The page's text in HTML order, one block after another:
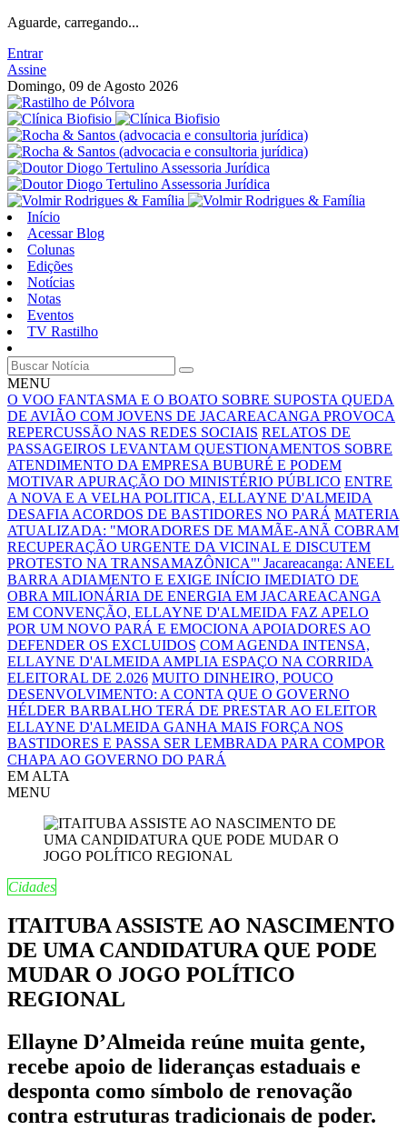
Aguarde, carregando...
Entrar
Assine
Domingo, 09 de Agosto 2026
Início
Acessar Blog
Colunas
Edições
Notícias
Notas
Eventos
TV Rastilho
MENU
O VOO FANTASMA E O BOATO SOBRE SUPOSTA QUEDA
DE AVIÃO COM JOVENS DE JACAREACANGA PROVOCA
REPERCUSSÃO NAS REDES SOCIAIS RELATOS DE
PASSAGEIROS LEVANTAM QUESTIONAMENTOS SOBRE
ATENDIMENTO DA EMPRESA BUBURÉ E PODEM
MOTIVAR APURAÇÃO DO MINISTÉRIO PÚBLICO ENTRE
A NOVA E A VELHA POLITICA, ELLAYNE D'ALMEIDA
DESAFIA ACORDOS DE BASTIDORES NO PARÁ MATERIA
ATUALIZADA: "MORADORES DE MAMÃE-ANÃ COBRAM
RECUPERAÇÃO URGENTE DA VICINAL E DISCUTEM
PROTESTO NA TRANSAMAZÔNICA"' Jacareacanga: ANEEL
BARRA ADIAMENTO E EXIGE INÍCIO IMEDIATO DE
OBRA MILIONÁRIA DE ENERGIA EM JACAREACANGA
EM CONVENÇÃO, ELLAYNE D'ALMEIDA FAZ APELO
POR UM NOVO PARÁ E EMOCIONA APOIADORES AO
DEFENDER OS EXCLUIDOS COM AGENDA INTENSA,
ELLAYNE D'ALMEIDA AMPLIA ESPAÇO NA CORRIDA
ELEITORAL DE 2.026 MUITO DINHEIRO, POUCO
DESENVOLVIMENTO: A CONTA QUE O GOVERNO
HÉLDER BARBALHO TERÁ DE PRESTAR AO ELEITOR
ELLAYNE D'ALMEIDA GANHA MAIS FORÇA NOS
BASTIDORES E PASSA SER LEMBRADA PARA COMPOR
CHAPA AO GOVERNO DO PARÁ
EM ALTA
MENU
Cidades
ITAITUBA ASSISTE AO NASCIMENTO
DE UMA CANDIDATURA QUE PODE
MUDAR O JOGO POLÍTICO
REGIONAL
Ellayne D’Almeida reúne muita gente,
recebe apoio de lideranças estaduais e
desponta como símbolo de renovação
contra estruturas tradicionais de poder.